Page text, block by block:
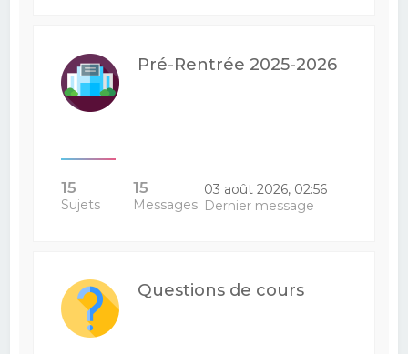
Pré-Rentrée 2025-2026
15
Sujets
15
Messages
03 août 2026, 02:56
Dernier message
Questions de cours